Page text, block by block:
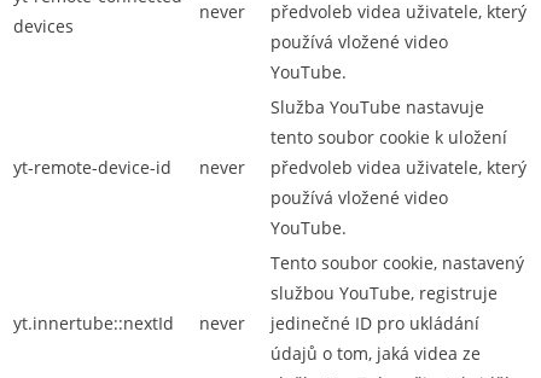
devices
never
předvoleb videa uživatele, který
používá vložené video
YouTube.
yt-remote-device-id never
Služba YouTube nastavuje
tento soubor cookie k uložení
předvoleb videa uživatele, který
používá vložené video
YouTube.
yt.innertube::nextId never
Tento soubor cookie, nastavený
službou YouTube, registruje
jedinečné ID pro ukládání
údajů o tom, jaká videa ze